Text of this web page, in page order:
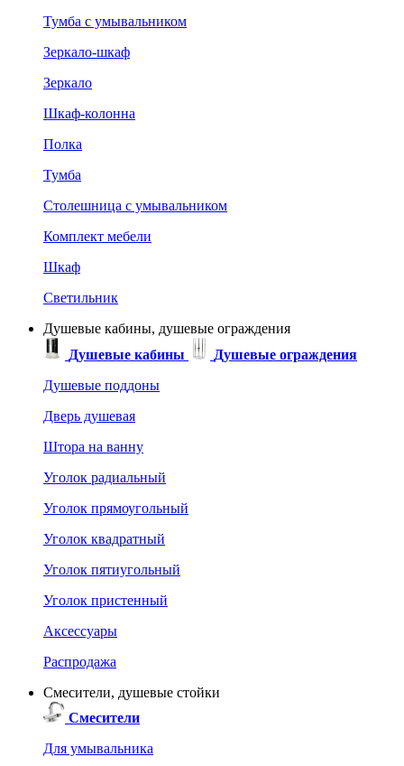
Тумба с умывальником
Зеркало-шкаф
Зеркало
Шкаф-колонна
Полка
Тумба
Столешница с умывальником
Комплект мебели
Шкаф
Светильник
Душевые кабины, душевые ограждения
Душевые кабины
Душевые ограждения
Душевые поддоны
Дверь душевая
Штора на ванну
Уголок радиальный
Уголок прямоугольный
Уголок квадратный
Уголок пятиугольный
Уголок пристенный
Аксессуары
Распродажа
Смесители, душевые стойки
Смесители
Для умывальника